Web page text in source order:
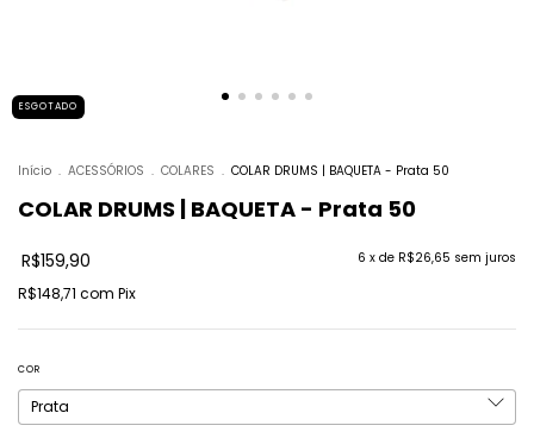
ESGOTADO
Início . ACESSÓRIOS . COLARES . COLAR DRUMS | BAQUETA - Prata 50
COLAR DRUMS | BAQUETA - Prata 50
R$159,90 6 x de R$26,65 sem juros
R$148,71 com Pix
COR